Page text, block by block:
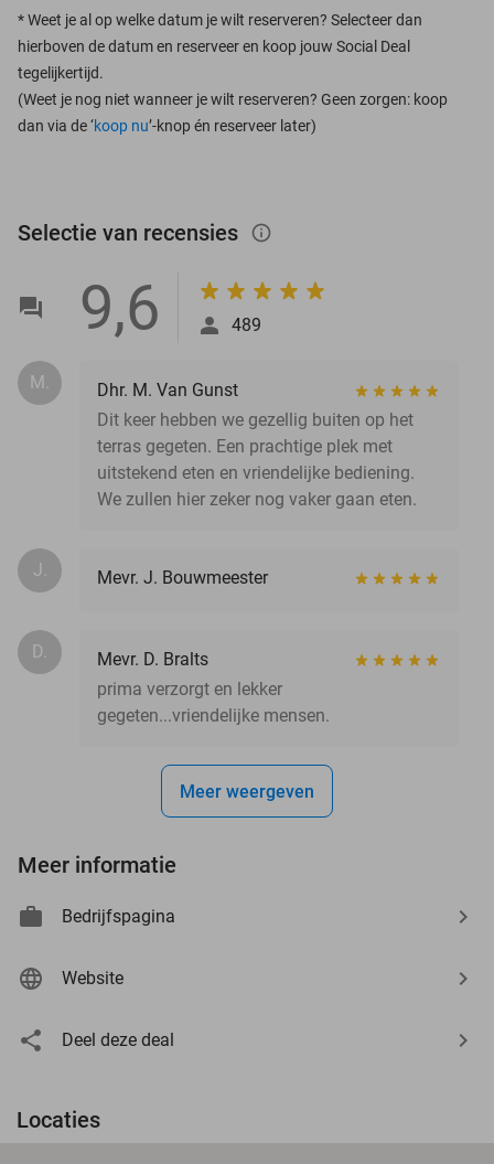
*Weet je al op welke datum je wilt reserveren? Selecteer dan
hierboven de datum en reserveer en koop jouw Social Deal
tegelijkertijd.
(Weet je nog niet wanneer je wilt reserveren? Geen zorgen: koop
dan via de ‘koop nu’-knop én reserveer later)
Selectie van recensies info_outlined
9,6 489
M.
Dhr. M. Van Gunst
Dit keer hebben we gezellig buiten op het
terras gegeten. Een prachtige plek met
uitstekend eten en vriendelijke bediening.
We zullen hier zeker nog vaker gaan eten.
J. Mevr. J. Bouwmeester
D.
Mevr. D. Bralts
prima verzorgt en lekker
gegeten...vriendelijke mensen.
Meer weergeven
Meer informatie
Bedrijfspagina
Website
Deel deze deal
Locaties